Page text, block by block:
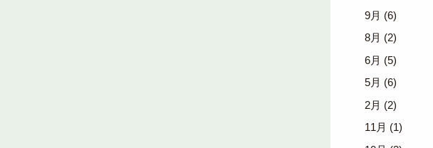
9月 (6)
8月 (2)
6月 (5)
5月 (6)
2月 (2)
11月 (1)